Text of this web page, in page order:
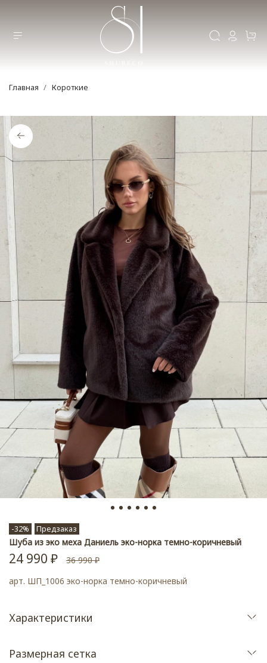
Главная Короткие
-32% Предзаказ
Шуба из эко меха Даниель эко-норка темно-коричневый
арт. ШП_1006 эко-норка темно-коричневый
24 990 ₽ 36 990 ₽
Характеристики
Размерная сетка